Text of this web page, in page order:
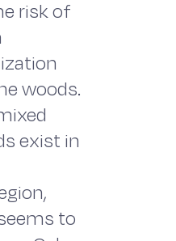
risk of
woods.
exist in
to